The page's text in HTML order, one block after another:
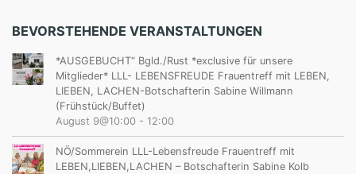
BEVORSTEHENDE VERANSTALTUNGEN
*AUSGEBUCHT“ Bgld./Rust *exclusive für unsere
Mitglieder* LLL- LEBENSFREUDE Frauentreff mit LEBEN,
LIEBEN, LACHEN-Botschafterin Sabine Willmann
(Frühstück/Buffet)
August 9@10:00 - 12:00
NÖ/Sommerein LLL-Lebensfreude Frauentreff mit
LEBEN,LIEBEN,LACHEN – Botschafterin Sabine Kolb